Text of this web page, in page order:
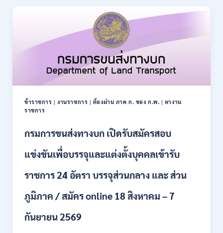
2569
เพื่อ
เกษตรกรรม
เปิด
สมัคร
บุคคล
เพื่อ
เป็น
กอง
อัตรา
ปวส.
ป.ตรี
สาขา
เงิน
ข้าราชการ |งานราชการ | ต้องผ่าน ภาค ก. ของ ก.พ. | หางาน
ราชการ
กรมการขนส่งทางบก เปิดรับสมัครสอบ
แข่งขันเพื่อบรรจุและแต่งตั้งบุคคลเข้ารับ
ราชการ 24 อัตรา บรรจุส่วนกลาง และ ส่วน
ภูมิภาค / สมัคร online 18 สิงหาคม – 7
กันยายน 2569